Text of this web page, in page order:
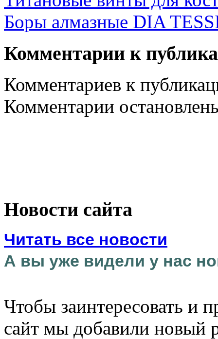
Боры алмазные DIA
Комментарии к
Комментариев к
Комментарии
Новости сайта
Читать все новости
А вы уже видели у нас
Чтобы заинтересовать и
сайт мы добавили новый